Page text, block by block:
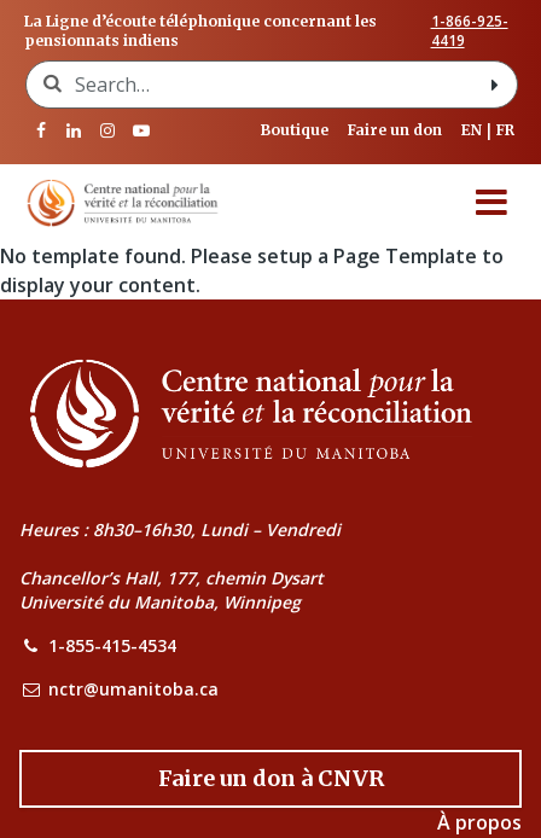
La Ligne d’écoute téléphonique concernant les
pensionnats indiens
1-866-925-
4419
Search for:
Boutique Faire un don EN FR
No template found. Please setup a Page Template to
display your content.
Heures : 8h30–16h30, Lundi – Vendredi
Chancellor’s Hall, 177, chemin Dysart
Université du Manitoba, Winnipeg
1-855-415-4534
nctr@umanitoba.ca
Faire un don à CNVR
À propos